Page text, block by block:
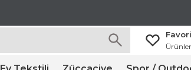
Favori